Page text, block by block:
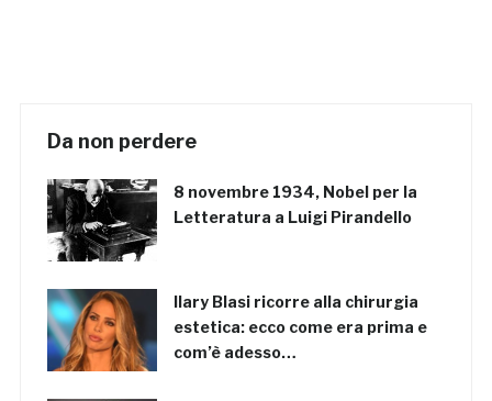
Da non perdere
8 novembre 1934, Nobel per la
Letteratura a Luigi Pirandello
Ilary Blasi ricorre alla chirurgia
estetica: ecco come era prima e
com’è adesso…